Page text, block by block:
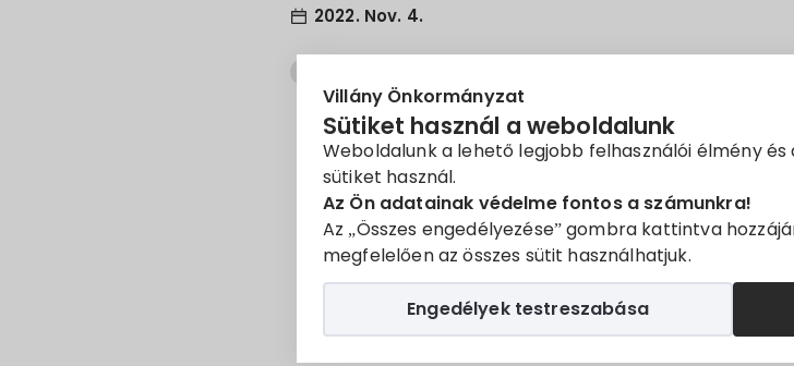
Villány Önkormányzat
Sütiket használ a weboldalunk
Weboldalunk a lehető legjobb felhasználói élmény
sütiket használ.
Az Ön adatainak védelme fontos a számunkra!
Az „Összes engedélyezése” gombra kattintva
megfelelően az összes sütit használhatjuk.
Engedélyek testreszabása
2022. Nov. 4.
Villányi Közös
a közszolgálati tisztviselőkről szóló 2011. évi
pályázatot
Villányi Közös
főépítész